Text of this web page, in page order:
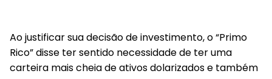
Ao justificar sua decisão de investimento, o “Primo
Rico” disse ter sentido necessidade de ter uma
carteira mais cheia de ativos dolarizados e também